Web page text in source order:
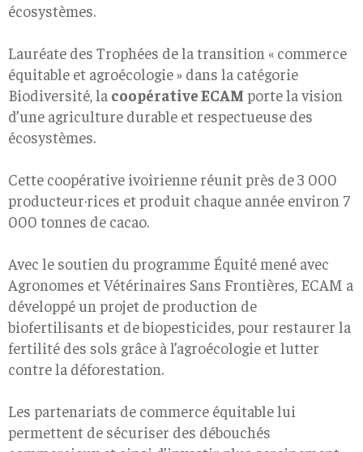
écosystèmes.
Lauréate des Trophées de la transition « commerce
équitable et agroécologie » dans la catégorie
Biodiversité, la coopérative ECAM porte la vision
d’une agriculture durable et respectueuse des
écosystèmes.
Cette coopérative ivoirienne réunit près de 3 000
producteur·rices et produit chaque année environ 7
000 tonnes de cacao.
Avec le soutien du programme Équité mené avec
Agronomes et Vétérinaires Sans Frontières, ECAM a
développé un projet de production de
biofertilisants et de biopesticides, pour restaurer la
fertilité des sols grâce à l’agroécologie et lutter
contre la déforestation.
Les partenariats de commerce équitable lui
permettent de sécuriser des débouchés